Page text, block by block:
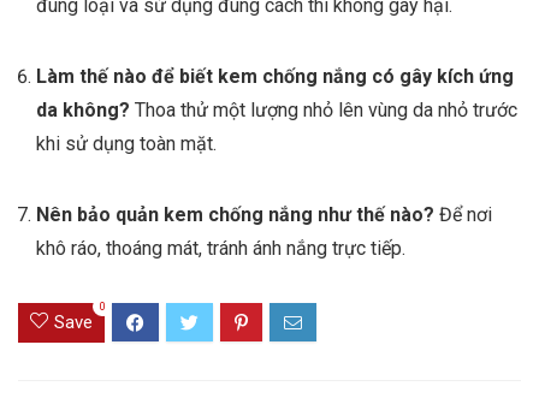
đúng loại và sử dụng đúng cách thì không gây hại.
Làm thế nào để biết kem chống nắng có gây kích ứng
da không? Thoa thử một lượng nhỏ lên vùng da nhỏ trước
khi sử dụng toàn mặt.
Nên bảo quản kem chống nắng như thế nào? Để nơi
khô ráo, thoáng mát, tránh ánh nắng trực tiếp.
Save
0